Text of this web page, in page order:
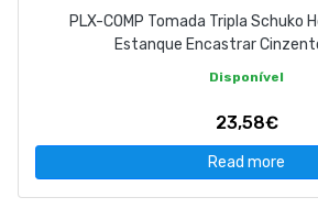
PLX-COMP Tomada Tripla Schuko
Estanque Encastrar
Disponível
23,58€
Read more